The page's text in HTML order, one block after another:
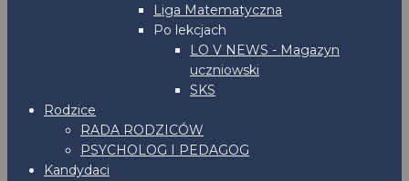
Liga Matematyczna
Po lekcjach
LO V NEWS - Magazyn
uczniowski
SKS
Rodzice
RADA RODZICÓW
PSYCHOLOG I PEDAGOG
Kandydaci